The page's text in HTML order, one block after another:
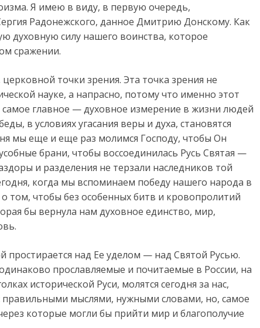
Я имею в виду, в первую очередь,
Радонежского, данное Дмитрию Донскому. Как
духовную силу нашего воинства, которое
сражении.
точки зрения. Эта точка зрения не
науке, а напрасно, потому что именно этот
главное — духовное измерение в жизни людей
в условиях угасания веры и духа, становятся
мы еще и еще раз молимся Господу, чтобы Он
брани, чтобы воссоединилась Русь Святая —
и разделения не терзали наследников той
когда мы вспоминаем победу нашего народа в
том, чтобы без особенных битв и кровопролитий
бы вернула нам духовное единство, мир,
над Ее уделом — над Святой Русью.
прославляемые и почитаемые в России, на
исторической Руси, молятся сегодня за нас,
мыслями, нужными словами, но, самое
которые могли бы прийти мир и благополучие